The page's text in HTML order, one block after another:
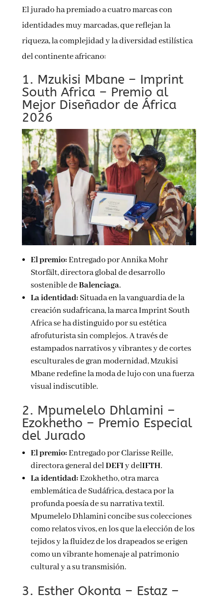
El jurado ha premiado a cuatro marcas con
identidades muy marcadas, que reflejan la
riqueza, la complejidad y la diversidad estilística
del continente africano:
1. Mzukisi Mbane – Imprint
South Africa – Premio al
Mejor Diseñador de África
2026
El premio:Entregado por Annika Mohr
Storfält, directora global de desarrollo
sostenible deBalenciaga.
La identidad: Situada en la vanguardia de la
creación sudafricana, la marca Imprint South
Africa se ha distinguido por su estética
afrofuturista sin complejos. A través de
estampados narrativos y vibrantes y de cortes
esculturales de gran modernidad, Mzukisi
Mbane redefine la moda de lujo con una fuerza
visual indiscutible.
2. Mpumelelo Dhlamini –
Ezokhetho – Premio Especial
del Jurado
El premio:Entregado por Clarisse Reille,
directora general delDEFIy delIFTH.
La identidad:Ezokhetho, otra marca
emblemática de Sudáfrica, destaca por la
profunda poesía de su narrativa textil.
Mpumelelo Dhlamini concibe sus colecciones
como relatos vivos, en los que la elección de los
tejidos y la fluidez de los drapeados se erigen
como un vibrante homenaje al patrimonio
cultural y a su transmisión.
3. Esther Okonta – Estaz –